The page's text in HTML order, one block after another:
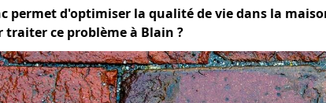
permet d'optimiser la qualité de vie dans la
ce problème à Blain ?